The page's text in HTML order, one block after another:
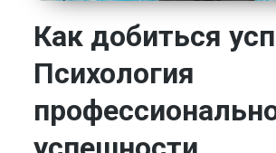
Как добиться
Психология